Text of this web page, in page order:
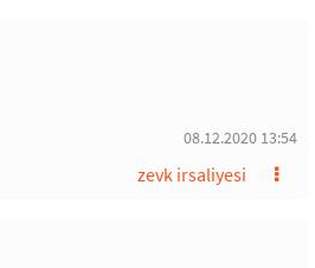
08.12.2020 13:54
zevk irsaliyesi